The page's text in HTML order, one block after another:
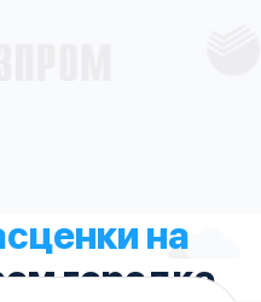
на
городке